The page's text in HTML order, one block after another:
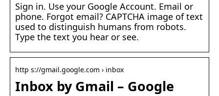
Sign in. Use your Google Account. Email or
phone. Forgot email? CAPTCHA image of text
used to distinguish humans from robots.
Type the text you hear or see.
http s://gmail.google.com › inbox
Inbox by Gmail – Google